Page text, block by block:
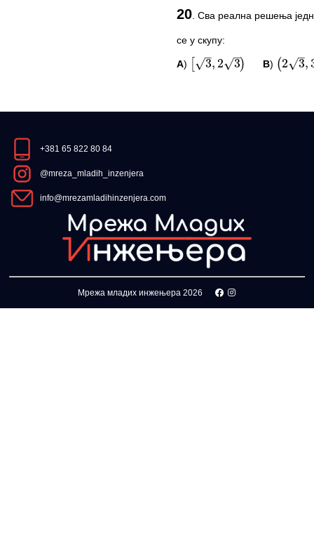
Овај задатак нема
*Морате бити логовани
20 Сва реална решења
се у скупу:
A) 3,23) B) ( 23,33)
ПИТАЊА И
+381 65 822 80 84
@mreza_mladih_inzenjera
info@mrezamladihinzenjera.com
Мрежа младих инжењера 2026